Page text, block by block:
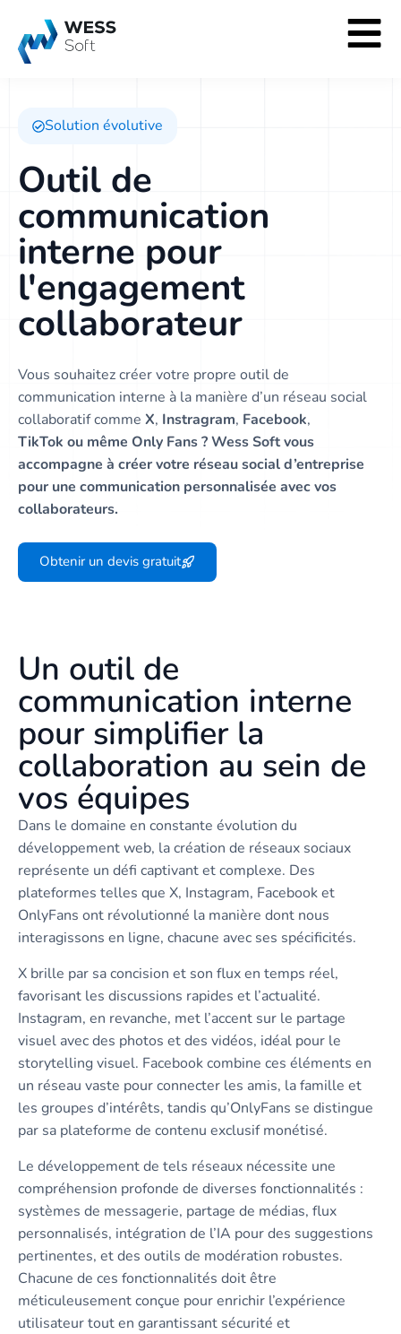
Solution évolutive
Outil de
communication
interne pour
l'engagement
collaborateur
Vous souhaitez créer votre propre outil de
communication interne à la manière d’un réseau social
collaboratif comme X, Instragram, Facebook,
TikTok ou même Only Fans ? Wess Soft vous
accompagne à créer votre réseau social d’entreprise
pour une communication personnalisée avec vos
collaborateurs.
Obtenir un devis gratuit
Un outil de
communication interne
pour simplifier la
collaboration au sein de
vos équipes
Dans le domaine en constante évolution du
développement web, la création de réseaux sociaux
représente un défi captivant et complexe. Des
plateformes telles que X, Instagram, Facebook et
OnlyFans ont révolutionné la manière dont nous
interagissons en ligne, chacune avec ses spécificités.
X brille par sa concision et son flux en temps réel,
favorisant les discussions rapides et l’actualité.
Instagram, en revanche, met l’accent sur le partage
visuel avec des photos et des vidéos, idéal pour le
storytelling visuel. Facebook combine ces éléments en
un réseau vaste pour connecter les amis, la famille et
les groupes d’intérêts, tandis qu’OnlyFans se distingue
par sa plateforme de contenu exclusif monétisé.
Le développement de tels réseaux nécessite une
compréhension profonde de diverses fonctionnalités :
systèmes de messagerie, partage de médias, flux
personnalisés, intégration de l’IA pour des suggestions
pertinentes, et des outils de modération robustes.
Chacune de ces fonctionnalités doit être
méticuleusement conçue pour enrichir l’expérience
utilisateur tout en garantissant sécurité et